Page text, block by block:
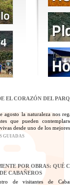
EL CORAZÓN DEL
la naturaleza nos
que pueden
desde uno de los mejores
GUIADAS
POR OBRAS: QUÉ
CABAÑEROS
de visitantes de